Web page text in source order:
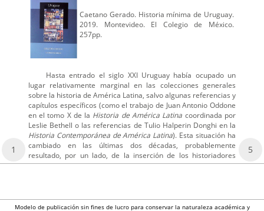
Caetano Gerado. Historia mínima de Uruguay.
2019. Montevideo. El Colegio de México.
257pp.
Hasta entrado el siglo XXI Uruguay había ocupado un
lugar relativamente marginal en las colecciones generales
sobre la historia de América Latina, salvo algunas referencias y
capítulos específicos (como el trabajo de Juan Antonio Oddone
en el tomo X de la Historia de América Latina coordinada por
Leslie Bethell o las referencias de Tulio Halperin Donghi en la
Historia Contemporánea de América Latina). Esta situación ha
cambiado en las últimas dos décadas, probablemente
resultado, por un lado, de la inserción de los historiadores
1 5
Modelo de publicación sin fines de lucro para conservar la naturaleza académica y